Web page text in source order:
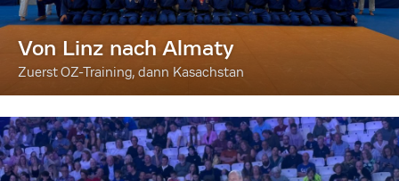
Von Linz nach Almaty
Zuerst OZ-Training, dann Kasachstan